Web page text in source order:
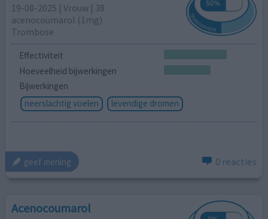
19-08-2025 | Vrouw | 38
acenocoumarol (1mg)
Trombose
Effectiviteit
Hoeveelheid bijwerkingen
Bijwerkingen
neerslachtig voelen
levendige dromen
geef mening 0 reacties
Acenocoumarol